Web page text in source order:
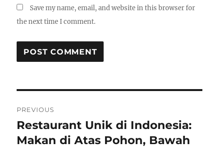
Save my name, email, and website in this browser for
the next time I comment.
navigation
PREVIOUS
Previous
post:
Restaurant Unik di Indonesia:
Makan di Atas Pohon, Bawah